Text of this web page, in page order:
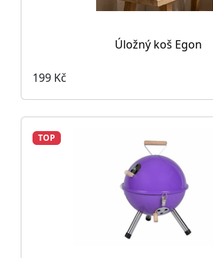
Úložný koš Egon
199 Kč
TOP